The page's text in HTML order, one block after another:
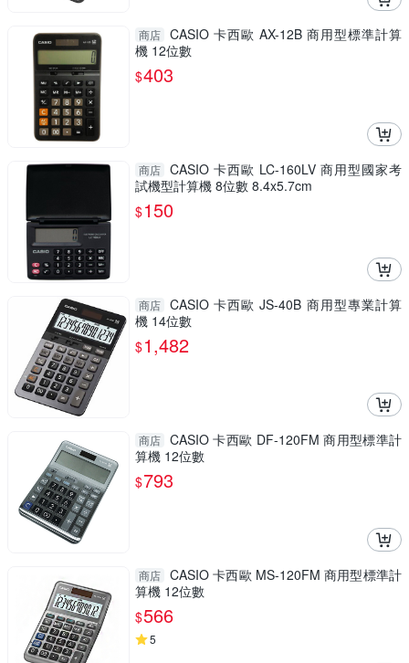
商店 CASIO 卡西歐 AX-12B 商用型標準計算
機 12位數
$403
商店 CASIO 卡西歐 LC-160LV 商用型國家考
試機型計算機 8位數 8.4x5.7cm
$150
商店 CASIO 卡西歐 JS-40B 商用型專業計算
機 14位數
$1,482
商店 CASIO 卡西歐 DF-120FM 商用型標準計
算機 12位數
$793
商店 CASIO 卡西歐 MS-120FM 商用型標準計
算機 12位數
$566
5